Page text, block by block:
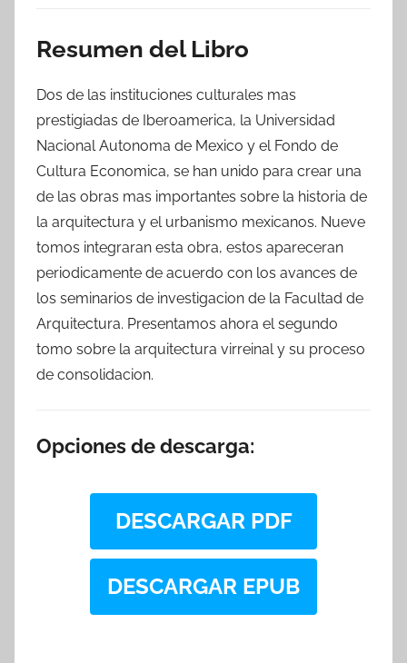
Resumen del Libro
Dos de las instituciones culturales mas
prestigiadas de Iberoamerica, la Universidad
Nacional Autonoma de Mexico y el Fondo de
Cultura Economica, se han unido para crear una
de las obras mas importantes sobre la historia de
la arquitectura y el urbanismo mexicanos. Nueve
tomos integraran esta obra, estos apareceran
periodicamente de acuerdo con los avances de
los seminarios de investigacion de la Facultad de
Arquitectura. Presentamos ahora el segundo
tomo sobre la arquitectura virreinal y su proceso
de consolidacion.
Opciones de descarga:
DESCARGAR PDF
DESCARGAR EPUB